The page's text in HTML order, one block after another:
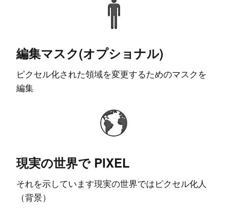
編集マスク(オプショナル)
ピクセル化された領域を変更するためのマスクを
編集
現実の世界で PIXEL
それを示しています現実の世界ではピクセル化人
（背景）